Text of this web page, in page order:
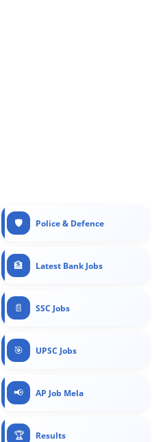
🛡️ Police & Defence
🏦 Latest Bank Jobs
📄 SSC Jobs
🎯 UPSC Jobs
📢 AP Job Mela
🏆 Results